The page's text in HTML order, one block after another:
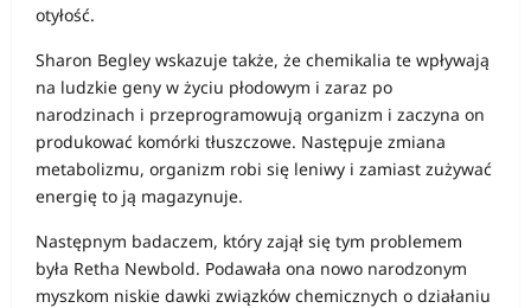
otyłość.
Sharon Begley wskazuje także, że chemikalia te wpływają
na ludzkie geny w życiu płodowym i zaraz po
narodzinach i przeprogramowują organizm i zaczyna on
produkować komórki tłuszczowe. Następuje zmiana
metabolizmu, organizm robi się leniwy i zamiast zużywać
energię to ją magazynuje.
Następnym badaczem, który zajął się tym problemem
była Retha Newbold. Podawała ona nowo narodzonym
myszkom niskie dawki związków chemicznych o działaniu